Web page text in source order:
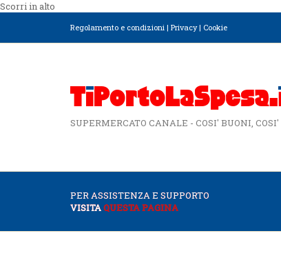
Scorri in alto
Regolamento e condizioni | Privacy| Cookie
SUPERMERCATO CANALE - COSI' BUONI,
PER ASSISTENZA E SUPPORTO
VISITAQUESTA PAGINA